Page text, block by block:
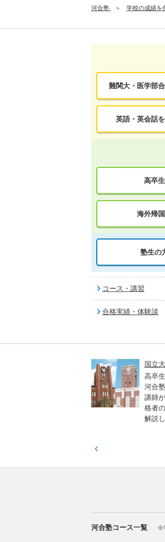
河合塾
学校の成績を
難関大・医学部
英語・英会話
高卒生
海外帰
塾生の
コース・講習
合格実績・体験談
国立
高卒
河合
講師
格者
解説
河合塾コース一覧 ※